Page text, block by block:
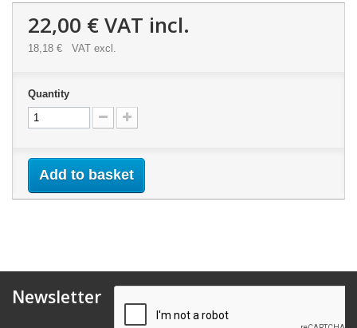
22,00 €VAT incl.
18,18 € VAT excl.
Quantity
Add to basket
Newsletter